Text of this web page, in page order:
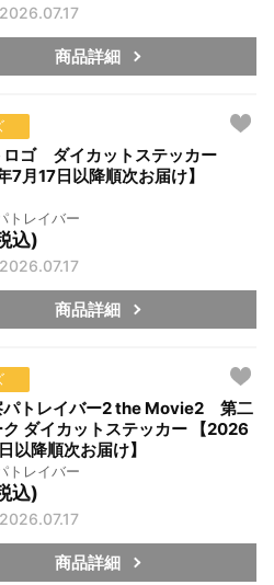
商品詳細
ロゴ ダイカットステッカー
7月17日以降順次お届け】
トレイバー
込)
商品詳細
パトレイバー2 the Movie2 第二
ダイカットステッカー 【2026
以降順次お届け】
トレイバー
込)
商品詳細